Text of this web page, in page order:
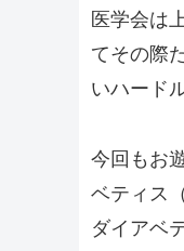
医学会は
てその際
いハード
今回もお
ベティス
ダイアベ